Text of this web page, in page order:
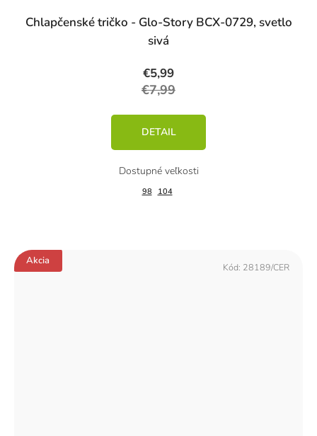
Chlapčenské tričko - Glo-Story BCX-0729, svetlo
sivá
€5,99
€7,99
DETAIL
98 104
Akcia
Kód: 28189/CER